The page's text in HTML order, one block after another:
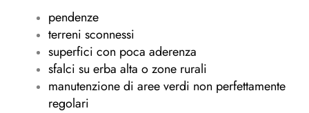
pendenze
terreni sconnessi
superfici con poca aderenza
sfalci su erba alta o zone rurali
manutenzione di aree verdi non perfettamente
regolari